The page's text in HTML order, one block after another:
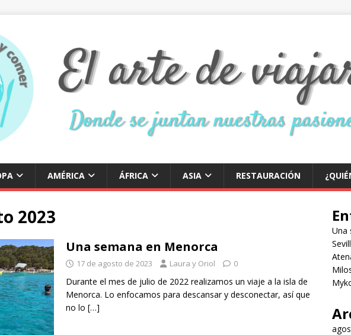
AMÉRICA ÁFRICA ASIA RESTAURACIÓN
2023
Una semana en Menorca
17 de agosto de 2023 Laura y Oriol 0
Durante el mes de julio de 2022 realizamos un viaje a la isla de
Menorca. Lo enfocamos para descansar y desconectar, así que
no lo […]
Una